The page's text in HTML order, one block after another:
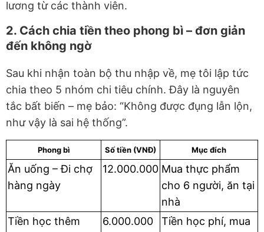
lương từ các thành viên.
2. Cách chia tiền theo phong bì – đơn giản
đến không ngờ
Sau khi nhận toàn bộ thu nhập về, mẹ tôi lập tức
chia theo 5 nhóm chi tiêu chính. Đây là nguyên
tắc bất biến – mẹ bảo: “Không được đụng lẫn lộn,
như vậy là sai hệ thống”.
Phong bì Số tiền (VNĐ) Mục đích
Ăn uống – Đi chợ
hàng ngày
12.000.000 Mua thực phẩm
cho 6 người, ăn tại
nhà
Tiền học thêm
6.000.000
Tiền học phí, mua